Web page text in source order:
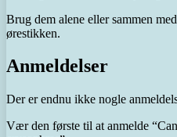
Brug dem alene eller sammen
ørestikken.
Anmeldelser
Der er endnu ikke nogle
Vær den første til at anmelde